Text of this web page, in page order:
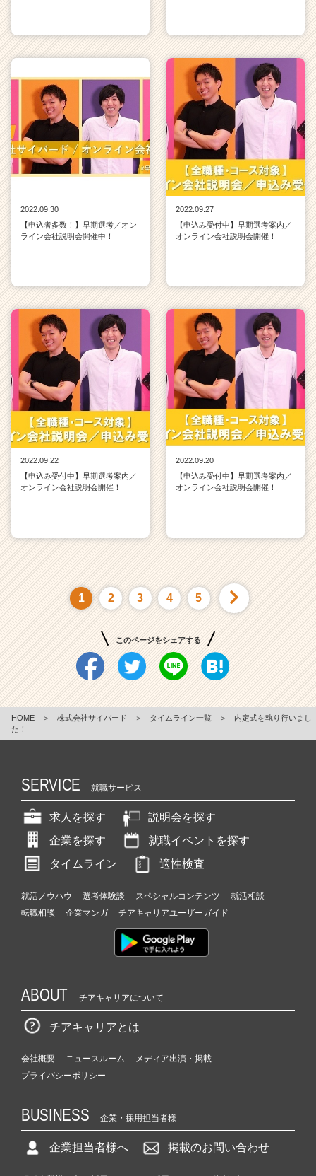
2022.09.30
【申込者多数！】早期選考／オン
ライン会社説明会開催中！
2022.09.27
【申込み受付中】早期選考案内／
オンライン会社説明会開催！
2022.09.22
【申込み受付中】早期選考案内／
オンライン会社説明会開催！
2022.09.20
【申込み受付中】早期選考案内／
オンライン会社説明会開催！
1 2 3 4 5
このページをシェアする
HOME ＞ 株式会社サイバード ＞ タイムライン一覧 ＞
内定式を執り行いまし
た！
SERVICE 就職サービス
求人を探す
説明会を探す
企業を探す
就職イベントを探す
タイムライン
適性検査
就活ノウハウ 選考体験談 スペシャルコンテンツ
就活相談
転職相談
企業マンガ チアキャリアユーザーガイド
ABOUT チアキャリアについて
チアキャリアとは
会社概要 ニュースルーム
メディア出演・掲載
プライバシーポリシー
BUSINESS 企業・採用担当者様
企業担当者様へ 掲載のお問い合わせ